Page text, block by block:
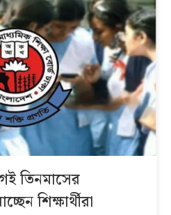
তিনমাসের
শিক্ষার্থীরা